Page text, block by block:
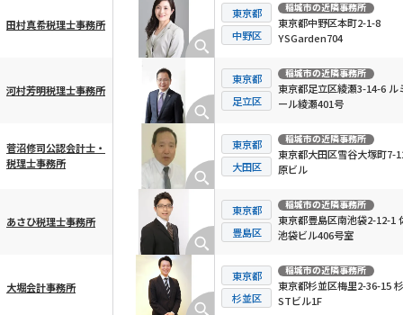
田村真希税理士事務所
東京都
中野区
稲城市の近隣事務所
東京都中野区本町2-1-8
YSGarden704
河村芳明税理士事務所
東京都
足立区
稲城市の近隣事務所
東京都足立区綾瀬3-14-6 ル
ール綾瀬401号
菅沼修司公認会計士・
税理士事務所
東京都
大田区
稲城市の近隣事務所
東京都大田区雪谷大塚町7-
原ビル
あさひ税理士事務所
東京都
豊島区
稲城市の近隣事務所
東京都豊島区南池袋2-12-1
池袋ビル406号室
大堀会計事務所
東京都
杉並区
稲城市の近隣事務所
東京都杉並区梅里2-36-15
STビル1F